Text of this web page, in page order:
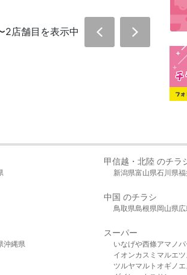
2店舗目を表示中
甲信越・北陸 のチラ
新潟県富山県石川県
中国 のチラシ
鳥取県島根県岡山県
沖縄県
スーパー
いなげや西條アマノ
イオンカスミ マルエツ
ツルヤマルト オギノ